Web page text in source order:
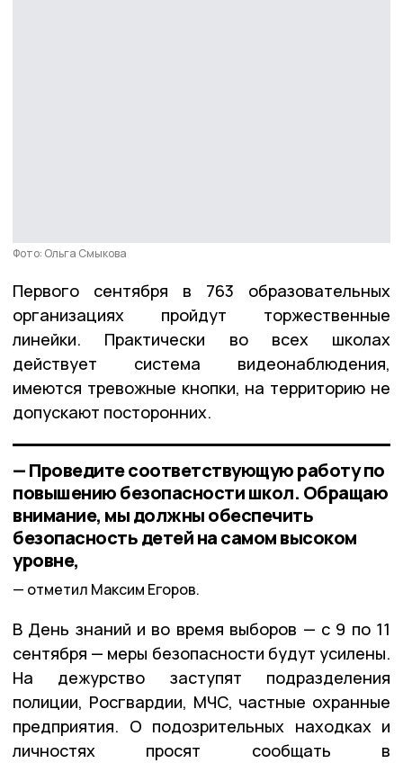
Фото: Ольга Смыкова
Первого сентября в 763 образовательных
организациях пройдут торжественные
линейки. Практически во всех школах
действует система видеонаблюдения,
имеются тревожные кнопки, на территорию не
допускают посторонних.
— Проведите соответствующую работу по
повышению безопасности школ. Обращаю
внимание, мы должны обеспечить
безопасность детей на самом высоком
уровне,
отметил Максим Егоров.
В День знаний и во время выборов — с 9 по 11
сентября — меры безопасности будут усилены.
На дежурство заступят подразделения
полиции, Росгвардии, МЧС, частные охранные
предприятия. О подозрительных находках и
личностях просят сообщать в